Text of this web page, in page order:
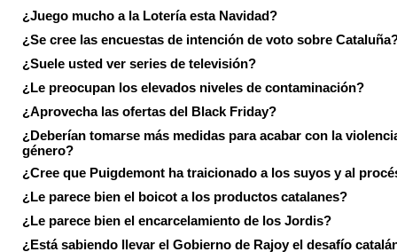
¿Juego mucho a la Lotería esta Navidad?
¿Se cree las encuestas de intención de voto sobre
¿Suele usted ver series de televisión?
¿Le preocupan los elevados niveles de contaminación?
¿Aprovecha las ofertas del Black Friday?
¿Deberían tomarse más medidas para acabar con la
género?
¿Cree que Puigdemont ha traicionado a los suyos y al
¿Le parece bien el boicot a los productos catalanes?
¿Le parece bien el encarcelamiento de los Jordis?
¿Está sabiendo llevar el Gobierno de Rajoy el desafío